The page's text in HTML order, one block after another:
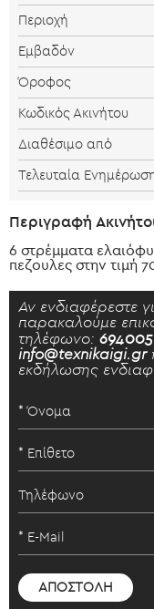
Περιοχή
Εμβαδόν
Όροφος
Κωδικός Ακινήτου
Διαθέσιμο από
Τελευταία
Περιγραφή
6 στρέμματα
πεζουλες στην τιμή
Αν ενδιαφέρεστε
παρακαλούμε
τηλέφωνο:
info@texnikaigi.gr
εκδήλωσης